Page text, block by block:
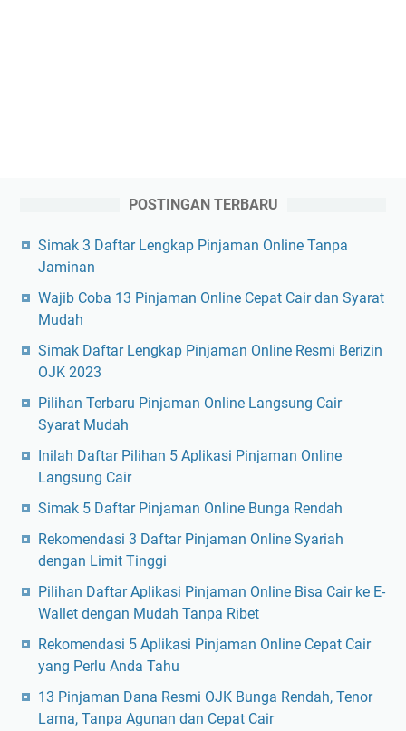
POSTINGAN TERBARU
Simak 3 Daftar Lengkap Pinjaman Online Tanpa
Jaminan
Wajib Coba 13 Pinjaman Online Cepat Cair dan Syarat
Mudah
Simak Daftar Lengkap Pinjaman Online Resmi Berizin
OJK 2023
Pilihan Terbaru Pinjaman Online Langsung Cair
Syarat Mudah
Inilah Daftar Pilihan 5 Aplikasi Pinjaman Online
Langsung Cair
Simak 5 Daftar Pinjaman Online Bunga Rendah
Rekomendasi 3 Daftar Pinjaman Online Syariah
dengan Limit Tinggi
Pilihan Daftar Aplikasi Pinjaman Online Bisa Cair ke E-
Wallet dengan Mudah Tanpa Ribet
Rekomendasi 5 Aplikasi Pinjaman Online Cepat Cair
yang Perlu Anda Tahu
13 Pinjaman Dana Resmi OJK Bunga Rendah, Tenor
Lama, Tanpa Agunan dan Cepat Cair